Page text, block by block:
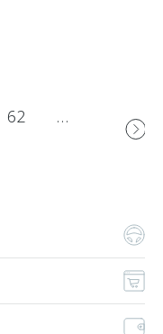
62
…